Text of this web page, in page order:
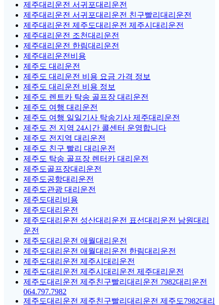
제주대리운전 서귀포대리운전
제주대리운전 서귀포대리운전 친구빨리대리운전
제주대리운전 제주도대리운전 제주시대리운전
제주대리운전 조천대리운전
제주대리운전 한림대리운전
제주대리운전비용
제주도 대리운전
제주도 대리운전 비용 요금 가격 정보
제주도 대리운전 비용 정보
제주도 렌트카 탁송 골프장 대리운전
제주도 여행 대리운전
제주도 여행 일일기사 탁송기사 제주대리운전
제주도 전 지역 24시간 콜센터 운영합니다
제주도 전지역 대리운전
제주도 친구 빨리 대리운전
제주도 탁송 골프장 렌터카 대리운전
제주도골프장대리운전
제주도공항대리운전
제주도관광 대리운전
제주도대리비용
제주도대리운전
제주도대리운전 성산대리운전 표선대리운전 남원대리
운전
제주도대리운전 애월대리운전
제주도대리운전 애월대리운전 한림대리운전
제주도대리운전 제주시대리운전
제주도대리운전 제주시대리운전 제주대리운전
제주도대리운전 제주친구빨리대리운전 7982대리운전
064.797.7982
제주도대리운전 제주친구빨리대리운전 제주도7982대리